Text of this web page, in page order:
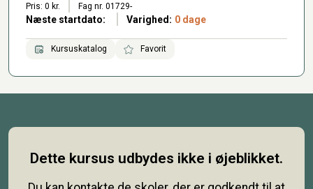
Pris: 0 kr. Fag nr. 01729-
Næste startdato: Varighed: 0 dage
Kursuskatalog Favorit
Dette kursus udbydes ikke i øjeblikket.